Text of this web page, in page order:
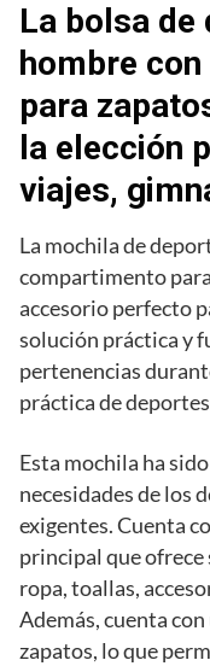
La bolsa de
hombre
para
la elección
viajes,
La mochila de
compartimento
accesorio perfecto
solución práctica y
pertenencias
práctica de
Esta mochila ha
necesidades de los
exigentes. Cuenta
principal que
ropa, toallas,
Además, cuenta
zapatos, lo que